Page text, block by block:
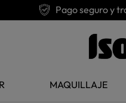
Pago seguro y
MAQUILLAJE